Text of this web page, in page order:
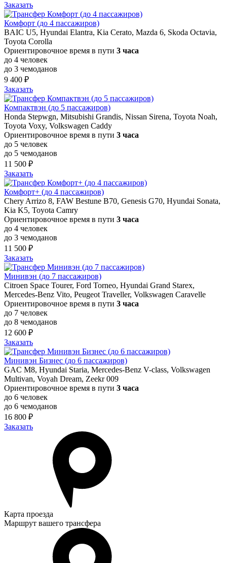
Заказать
Комфорт (до 4 пассажиров)
BAIC U5, Hyundai Elantra, Kia Cerato, Mazda 6, Skoda Octavia,
Toyota Corolla
Ориентировочное время в пути 3 часа
до 4 человек
до 3 чемоданов
9 400 ₽
Заказать
Компактвэн (до 5 пассажиров)
Honda Stepwgn, Mitsubishi Grandis, Nissan Sirena, Toyota Noah,
Toyota Voxy, Volkswagen Caddy
Ориентировочное время в пути 3 часа
до 5 человек
до 5 чемоданов
11 500 ₽
Заказать
Комфорт+ (до 4 пассажиров)
Chery Arrizo 8, FAW Bestune B70, Genesis G70, Hyundai Sonata,
Kia K5, Toyota Camry
Ориентировочное время в пути 3 часа
до 4 человек
до 3 чемоданов
11 500 ₽
Заказать
Минивэн (до 7 пассажиров)
Citroen Space Tourer, Ford Torneo, Hyundai Grand Starex,
Mercedes-Benz Vito, Peugeot Traveller, Volkswagen Caravelle
Ориентировочное время в пути 3 часа
до 7 человек
до 8 чемоданов
12 600 ₽
Заказать
Минивэн Бизнес (до 6 пассажиров)
GAC M8, Hyundai Staria, Mercedes-Benz V-class, Volkswagen
Multivan, Voyah Dream, Zeekr 009
Ориентировочное время в пути 3 часа
до 6 человек
до 6 чемоданов
16 800 ₽
Заказать
Карта проезда
Маршрут вашего трансфера